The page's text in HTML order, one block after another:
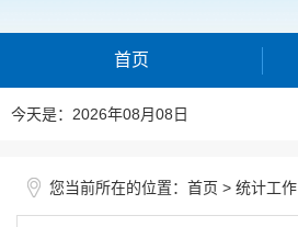
首页
今天是：2026年08月08日
您当前所在的位置： 首页 > 统计工作